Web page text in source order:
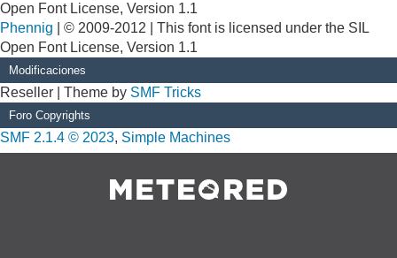
Open Font License, Version 1.1
Phennig | © 2009-2012 | This font is licensed under the SIL
Open Font License, Version 1.1
Modificaciones
Reseller | Theme by SMF Tricks
Foro Copyrights
SMF 2.1.4 © 2023, Simple Machines